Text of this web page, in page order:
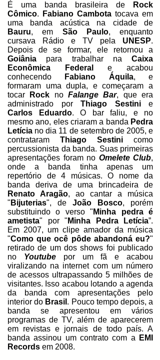
É uma banda brasileira de
Rock
Cômico. Fabiano Cambota tocava em
uma banda acústica na cidade de
Bauru, em São Paulo, enquanto
cursava Rádio e TV pela UNESP.
Depois de se formar, ele retornou a
Goiânia para trabalhar na Caixa
Econômica Federal
e acabou
conhecendo
Fabiano Áquila, e
formaram uma dupla, e começaram a
tocar
Rock noFalange Bar, que era
administrado por Thiago Sestinie
Carlos Eduardo. O bar faliu, e no
mesmo ano, eles criaram a banda Pedra
Letícia no dia 11 de setembro de 2005, e
contrataram Thiago Sestini como
percussionista da banda. Suas primeiras
apresentações foram no Omelete Club,
onde a banda tinha apenas um
repertório de 4 músicas. O nome da
banda deriva de uma brincadeira de
Renato Aragão, ao cantar a música
" Bijuterias", de João Bosco, porém
substituindo o verso " Minha pedra é
ametista" por " Minha Pedra Letícia”.
Em 2007, um clipe amador da música
"Como que ocê pôde abandoná eu?"
retirado de um dos shows foi publicado
no Youtubepor um fã e acabou
viralizando na internet com um número
de acessos ultrapassando 5 milhões de
visitantes. Isso acabou lotando a agenda
da banda com apresentações pelo
interior do Brasil . Pouco tempo depois, a
banda se apresentou em vários
programas de TV, além de aparecerem
em revistas e jornais de todo país. A
banda assinou um contrato com a
EMI
Records em 2008.